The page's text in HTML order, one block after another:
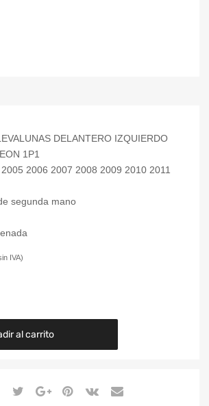
DELANTERO IZQUIERDO
1P1
2005 2006 2007 2008 2009 2010 2011
segunda mano
al carrito